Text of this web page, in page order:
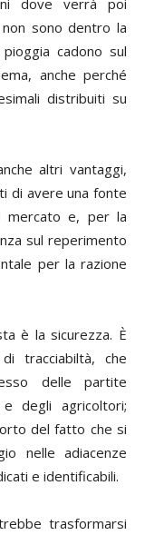
sono dentro la
cadono sul
anche perché
distribuiti su
altri vantaggi,
di avere una fonte
mercato e, per la
sul reperimento
per la razione
è la sicurezza. È
tracciabiltà, che
delle partite
degli agricoltori;
del fatto che si
nelle adiacenze
e identificabili.
trasformarsi